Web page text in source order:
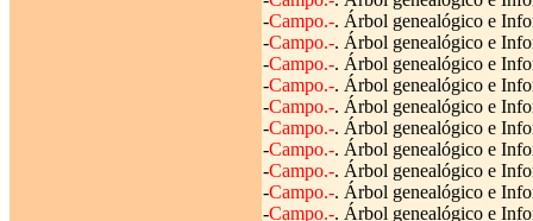
-Campo.-. Árbol genealógico e
-Campo.-. Árbol genealógico e
-Campo.-. Árbol genealógico e
-Campo.-. Árbol genealógico e
-Campo.-. Árbol genealógico e
-Campo.-. Árbol genealógico e
-Campo.-. Árbol genealógico e
-Campo.-. Árbol genealógico e
-Campo.-. Árbol genealógico e
-Campo.-. Árbol genealógico e